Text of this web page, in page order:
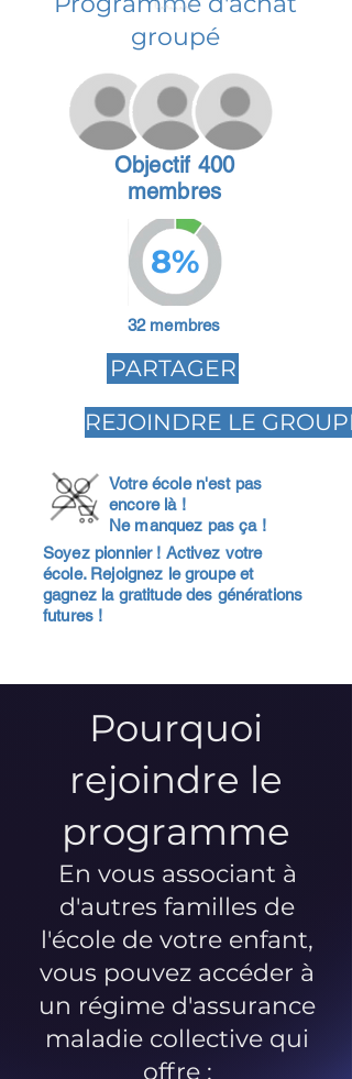
groupé
Objectif 400
membres
8%
32 membres
PARTAGER
REJOINDRE LE GROUPE
Votre école n'est pas
encore là !
Ne manquez pas ça !
Soyez pionnier ! Activez votre
école. Rejoignez le groupe et
gagnez la gratitude des générations
futures !
Pourquoi
rejoindre le
programme
En vous associant à
d'autres familles de
l'école de votre enfant,
vous pouvez accéder à
un régime d'assurance
maladie collective qui
offre :